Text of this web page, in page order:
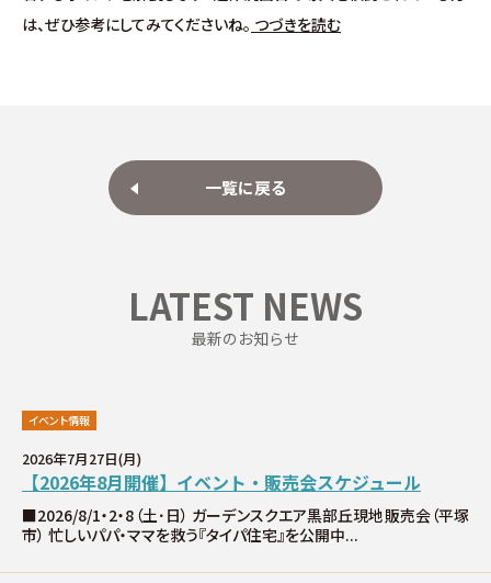
∟性能 / 高気密・高断熱
∟保証・アフターフォロー
∟家づくりの流れ
∟自由設計・高断熱仕様住宅『MODERATE』
∟規格型・高性能住宅『Waffle』
は、ぜひ参考にしてみてくださいね。 つづきを読む
一覧に戻る
LATEST NEWS
最新のお知らせ
イベント情報
2026年7月27日(月)
【2026年8月開催】イベント・販売会スケジュール
■2026/8/1・2・8（土･日） ガーデンスクエア黒部丘現地販売会（平塚
市） 忙しいパパ・ママを救う『タイパ住宅』を公開中...